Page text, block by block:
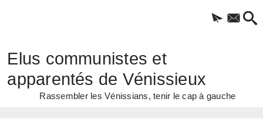
Elus communistes et
apparentés de Vénissieux
Rassembler les Vénissians, tenir le cap à gauche